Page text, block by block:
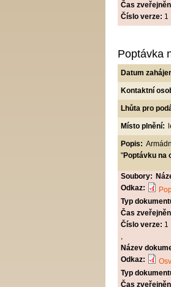
Čas
Číslo verze: 1
Poptávka
Datum
Kontaktní
Lhůta pro
Místo plnění:
Popis:
"Poptávku na
Soubory:
Odkaz:
Typ
Čas
Číslo verze: 1
,
Název
Odkaz:
Typ
Čas